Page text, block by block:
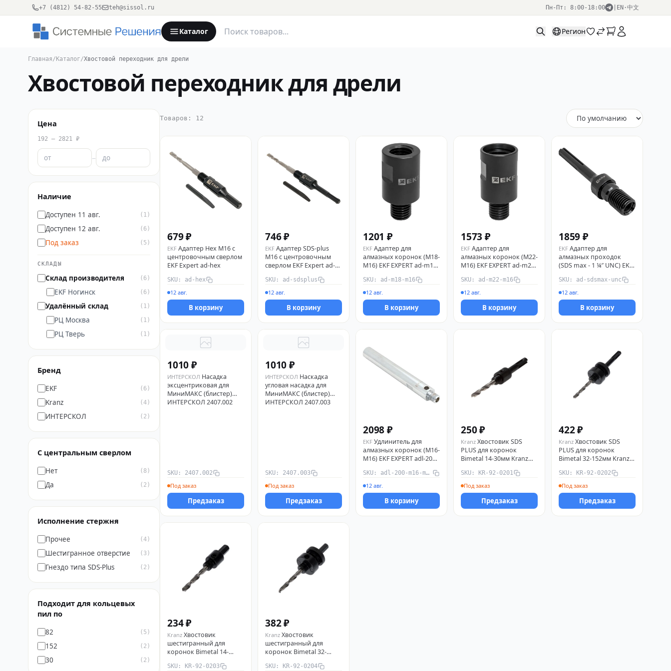
+7 (4812) 54-82-55 teh@sissol.ru Пн-Пт: 8:00-18:00 EN ·中文
Каталог Регион
Главная/ Каталог/Хвостовой переходник для дрели
Хвостовой переходник для дрели
Цена
192 – 2821 ₽
–
Наличие
Доступен 11 авг. (1)
Доступен 12 авг. (6)
Под заказ (5)
СКЛАДЫ
Склад производителя (6)
EKF Ногинск (6)
Удалённый склад (1)
РЦ Москва (1)
РЦ Тверь (1)
Бренд
EKF (6)
Kranz (4)
ИНТЕРСКОЛ (2)
С центральным сверлом
Нет (8)
Да (2)
Исполнение стержня
Прочее (4)
Шестигранное отверстие (3)
Гнездо типа SDS-Plus (2)
Подходит для кольцевых
пил по
82 (5)
152 (2)
30 (2)
Товаров: 12
679 ₽
EKF Адаптер Hex M16 с
центровочным сверлом
EKF Expert ad-hex
SKU: ad-hex
12 авг.
В корзину
746 ₽
EKF Адаптер SDS-plus
M16 с центровочным
сверлом EKF Expert ad-
SKU: ad-sdsplus
12 авг.
В корзину
1201 ₽
EKF Адаптер для
алмазных коронок (M18-
M16) EKF EXPERT ad-m18-
SKU: ad-m18-m16
12 авг.
В корзину
1573 ₽
EKF Адаптер для
алмазных коронок (M22-
M16) EKF EXPERT ad-m22-
SKU: ad-m22-m16
12 авг.
В корзину
1859 ₽
EKF Адаптер для
алмазных проходок
(SDS max - 1 ¼″ UNC) EKF
SKU: ad-sdsmax-unc
12 авг.
В корзину
1010 ₽
ИНТЕРСКОЛ Насадка
эксцентриковая для
МиниМАКС (блистер)
ИНТЕРСКОЛ 2407.002
SKU: 2407.002
Под заказ
Предзаказ
1010 ₽
ИНТЕРСКОЛ Наскадка
угловая насадка для
МиниМАКС (блистер)
ИНТЕРСКОЛ 2407.003
SKU: 2407.003
Под заказ
Предзаказ
2098 ₽
EKF Удлинитель для
алмазных коронок (M16-
M16) EKF EXPERT adl-200-
SKU: adl-200-m16-m16
12 авг.
В корзину
250 ₽
Kranz Хвостовик SDS
PLUS для коронок
Bimetal 14-30мм Kranz
SKU: KR-92-0201
Под заказ
Предзаказ
422 ₽
Kranz Хвостовик SDS
PLUS для коронок
Bimetal 32-152мм Kranz
SKU: KR-92-0202
Под заказ
Предзаказ
234 ₽
Kranz Хвостовик
шестигранный для
коронок Bimetal 14-
SKU: KR-92-0203
382 ₽
Kranz Хвостовик
шестигранный для
коронок Bimetal 32-
SKU: KR-92-0204